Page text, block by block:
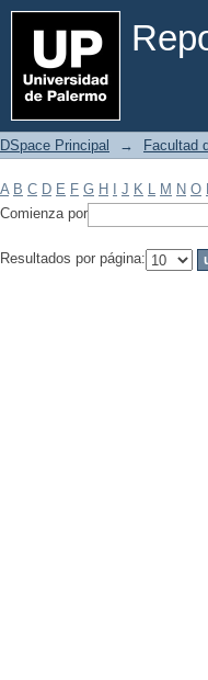
Filtrar por:
DSpace Principal → Facultad
A B C D E F G H J K L M N O
Comienza por
Resultados por página: